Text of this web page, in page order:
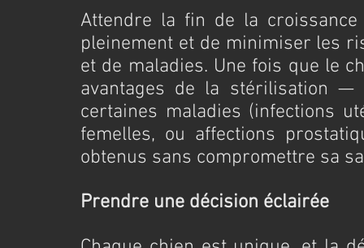
Attendre la fin de la
pleinement et de minimiser les
et de maladies. Une fois que le
avantages de la stérilisation
certaines maladies (infections
femelles, ou affections
obtenus sans compromettre sa
Prendre une décision éclairée